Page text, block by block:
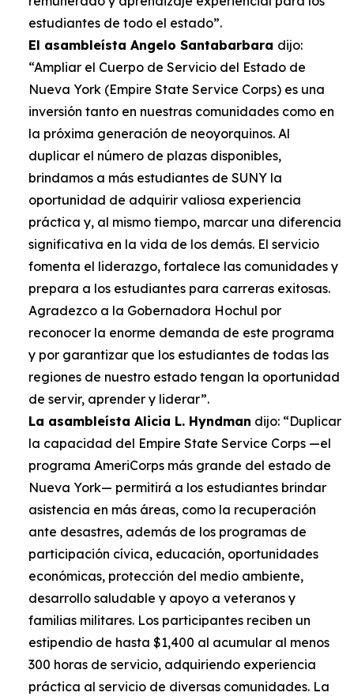
estudiantes de todo el estado”.
El asambleísta Angelo Santabarbara dijo:
“Ampliar el Cuerpo de Servicio del Estado de
Nueva York (Empire State Service Corps) es una
inversión tanto en nuestras comunidades como en
la próxima generación de neoyorquinos. Al
duplicar el número de plazas disponibles,
brindamos a más estudiantes de SUNY la
oportunidad de adquirir valiosa experiencia
práctica y, al mismo tiempo, marcar una diferencia
significativa en la vida de los demás. El servicio
fomenta el liderazgo, fortalece las comunidades y
prepara a los estudiantes para carreras exitosas.
Agradezco a la Gobernadora Hochul por
reconocer la enorme demanda de este programa
y por garantizar que los estudiantes de todas las
regiones de nuestro estado tengan la oportunidad
de servir, aprender y liderar”.
La asambleísta Alicia L. Hyndman dijo: “Duplicar
la capacidad del Empire State Service Corps —el
programa AmeriCorps más grande del estado de
Nueva York— permitirá a los estudiantes brindar
asistencia en más áreas, como la recuperación
ante desastres, además de los programas de
participación cívica, educación, oportunidades
económicas, protección del medio ambiente,
desarrollo saludable y apoyo a veteranos y
familias militares. Los participantes reciben un
estipendio de hasta $1,400 al acumular al menos
300 horas de servicio, adquiriendo experiencia
práctica al servicio de diversas comunidades. La